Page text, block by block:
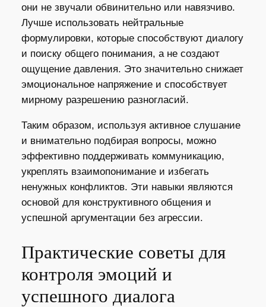
они не звучали обвинительно или навязчиво.
Лучше использовать нейтральные
формулировки, которые способствуют диалогу
и поиску общего понимания, а не создают
ощущение давления. Это значительно снижает
эмоциональное напряжение и способствует
мирному разрешению разногласий.
Таким образом, используя активное слушание
и внимательно подбирая вопросы, можно
эффективно поддерживать коммуникацию,
укреплять взаимопонимание и избегать
ненужных конфликтов. Эти навыки являются
основой для конструктивного общения и
успешной аргументации без агрессии.
Практические советы для
контроля эмоций и
успешного диалога